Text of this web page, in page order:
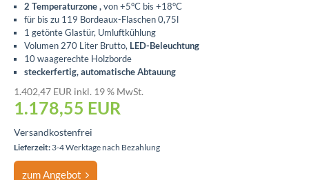
2 Temperaturzone ,von +5°C bis +18°C
für bis zu 119 Bordeaux-Flaschen 0,75l
1 getönte Glastür, Umluftkühlung
Volumen 270 Liter Brutto, LED-Beleuchtung
10 waagerechte Holzborde
steckerfertig, automatische Abtauung
1.402,47 EUR inkl. 19 % MwSt.
1.178,55 EUR
Versandkostenfrei
Lieferzeit: 3-4 Werktage nach Bezahlung
zum Angebot